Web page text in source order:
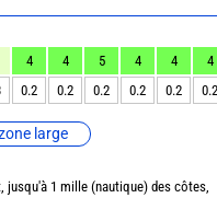
large
4 4 5 4 4
4
0.2 0.2 0.2 0.2 0.2 0.2
jusqu'à 1 mille (nautique) des côtes,